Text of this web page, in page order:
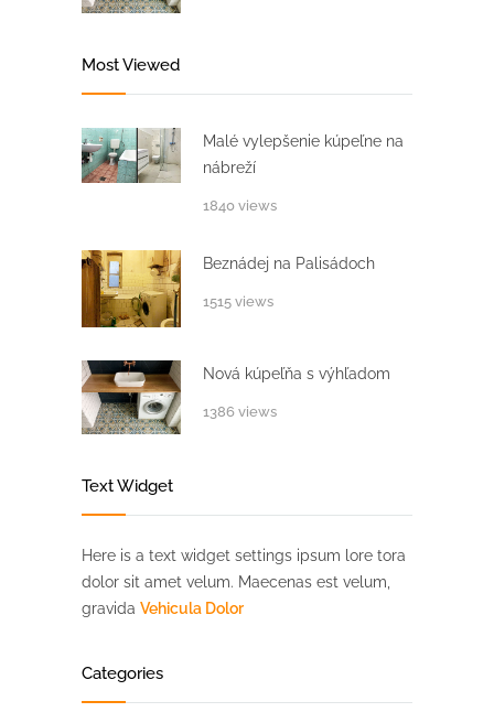
Most Viewed
Malé vylepšenie kúpeľne na
nábreží
1840 views
Beznádej na Palisádoch
1515 views
Nová kúpeľňa s výhľadom
1386 views
Text Widget
Here is a text widget settings ipsum lore tora
dolor sit amet velum. Maecenas est velum,
gravida Vehicula Dolor
Categories